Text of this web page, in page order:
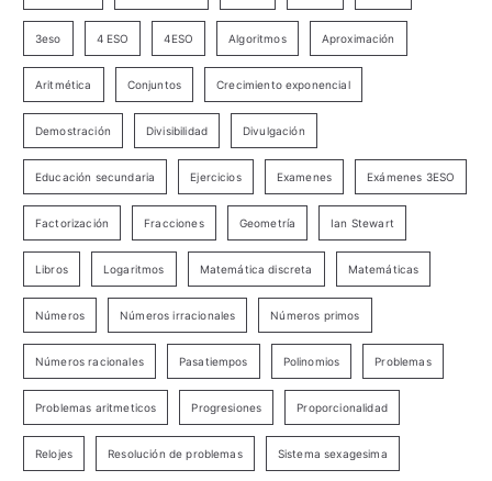
3eso 4 ESO 4ESO Algoritmos Aproximación
Aritmética Conjuntos Crecimiento exponencial
Demostración Divisibilidad Divulgación
Educación secundaria Ejercicios Examenes Exámenes 3ESO
Factorización Fracciones Geometría Ian Stewart
Libros Logaritmos Matemática discreta Matemáticas
Números Números irracionales Números primos
Números racionales Pasatiempos Polinomios Problemas
Problemas aritmeticos Progresiones Proporcionalidad
Relojes Resolución de problemas Sistema sexagesima